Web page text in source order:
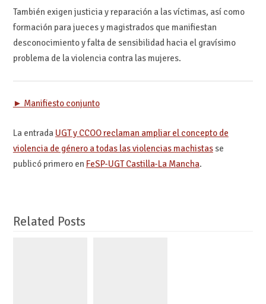
También exigen justicia y reparación a las víctimas, así como
formación para jueces y magistrados que manifiestan
desconocimiento y falta de sensibilidad hacia el gravísimo
problema de la violencia contra las mujeres.
► Manifiesto conjunto
La entrada UGT y CCOO reclaman ampliar el concepto de
violencia de género a todas las violencias machistasse
publicó primero en FeSP-UGT Castilla-La Mancha.
Related Posts